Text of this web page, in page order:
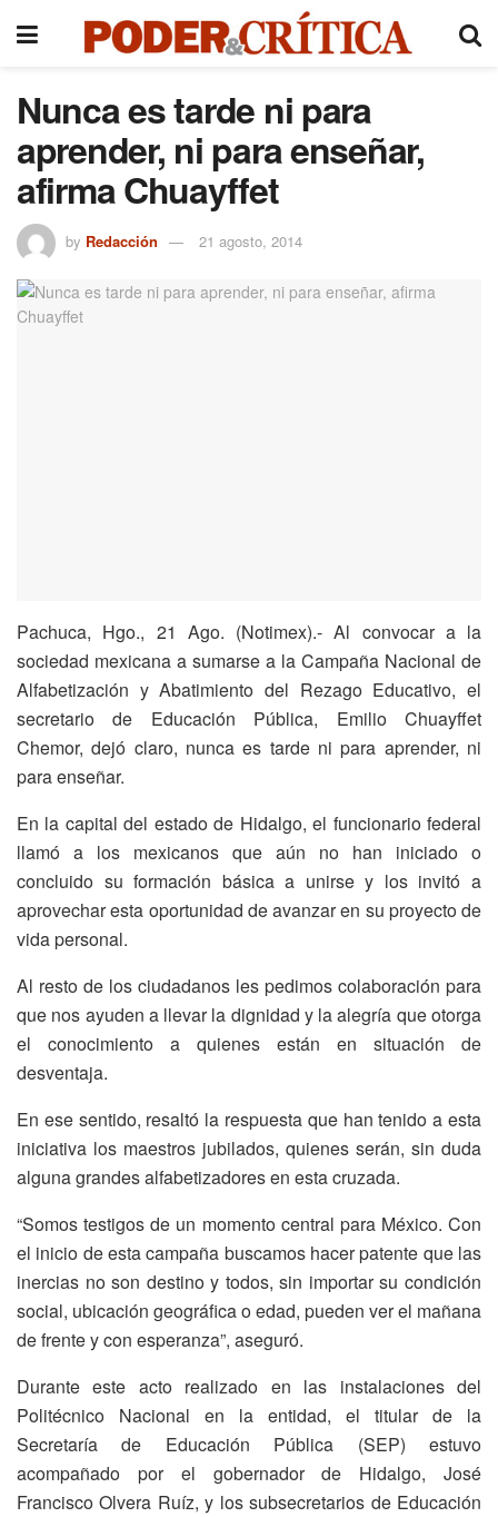
Nunca es tarde ni para
aprender, ni para enseñar,
afirma Chuayffet
by Redacción 21 agosto, 2014
Pachuca, Hgo., 21 Ago. (Notimex).- Al convocar a la
sociedad mexicana a sumarse a la Campaña Nacional de
Alfabetización y Abatimiento del Rezago Educativo, el
secretario de Educación Pública, Emilio Chuayffet
Chemor, dejó claro, nunca es tarde ni para aprender, ni
para enseñar.
En la capital del estado de Hidalgo, el funcionario federal
llamó a los mexicanos que aún no han iniciado o
concluido su formación básica a unirse y los invitó a
aprovechar esta oportunidad de avanzar en su proyecto de
vida personal.
Al resto de los ciudadanos les pedimos colaboración para
que nos ayuden a llevar la dignidad y la alegría que otorga
el conocimiento a quienes están en situación de
desventaja.
En ese sentido, resaltó la respuesta que han tenido a esta
iniciativa los maestros jubilados, quienes serán, sin duda
alguna grandes alfabetizadores en esta cruzada.
“Somos testigos de un momento central para México. Con
el inicio de esta campaña buscamos hacer patente que las
inercias no son destino y todos, sin importar su condición
social, ubicación geográfica o edad, pueden ver el mañana
de frente y con esperanza”, aseguró.
Durante este acto realizado en las instalaciones del
Politécnico Nacional en la entidad, el titular de la
Secretaría de Educación Pública (SEP) estuvo
acompañado por el gobernador de Hidalgo, José
Francisco Olvera Ruíz, y los subsecretarios de Educación